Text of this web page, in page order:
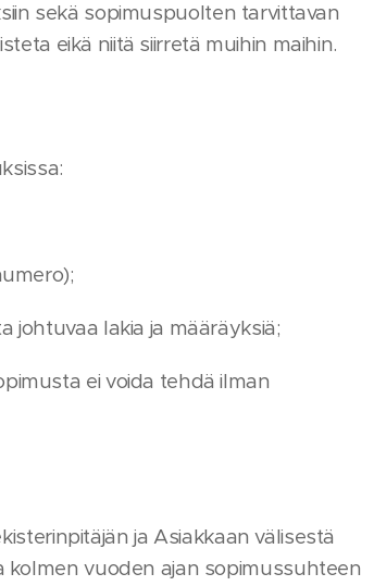
sekä sopimuspuolten tarvittavan
eikä niitä siirretä muihin maihin.
johtuvaa lakia ja määräyksiä;
ei voida tehdä ilman
ja Asiakkaan välisestä
kolmen vuoden ajan sopimussuhteen